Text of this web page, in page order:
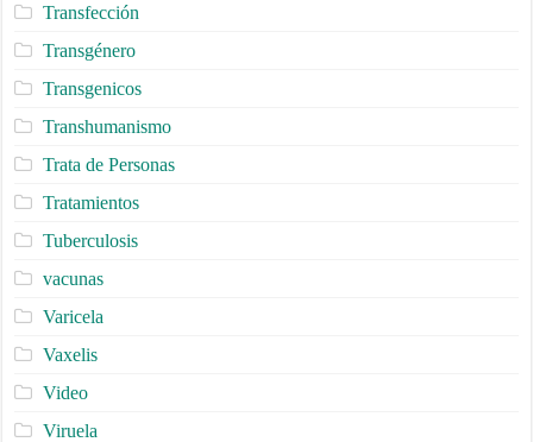
Transfección
Transgénero
Transgenicos
Transhumanismo
Trata de Personas
Tratamientos
Tuberculosis
vacunas
Varicela
Vaxelis
Video
Viruela